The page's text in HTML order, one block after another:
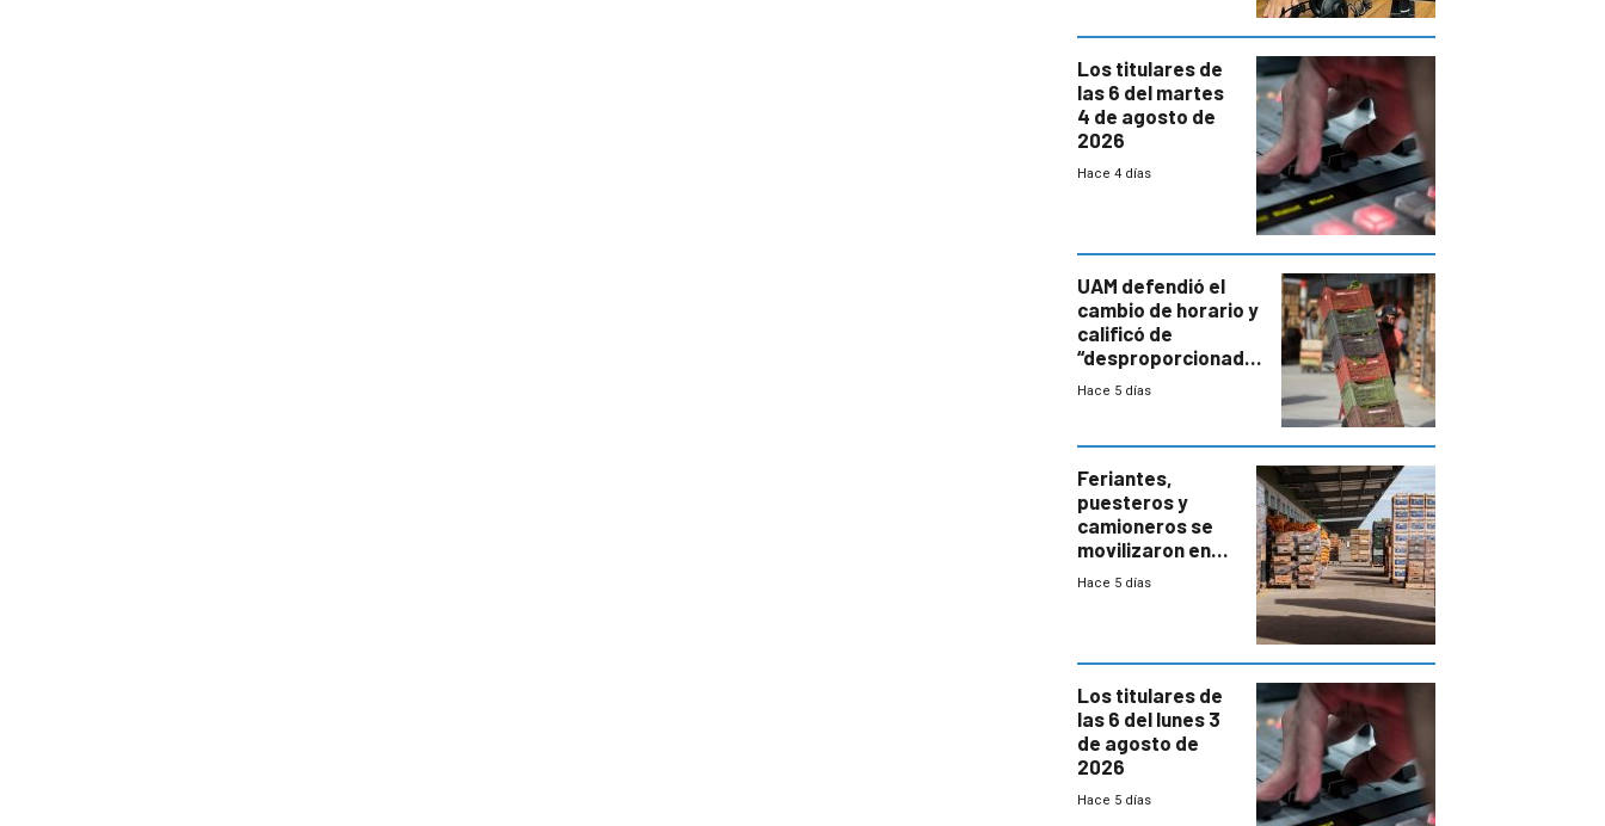
Los titulares de
las 6 del martes
4 de agosto de
2026
Hace 4 días
UAM defendió el
cambio de horario y
calificó de
“desproporcionado”
el bloqueo de
Hace 5 días
Feriantes,
puesteros y
camioneros se
movilizaron en
rechazo a
Hace 5 días
Los titulares de
las 6 del lunes 3
de agosto de
2026
Hace 5 días